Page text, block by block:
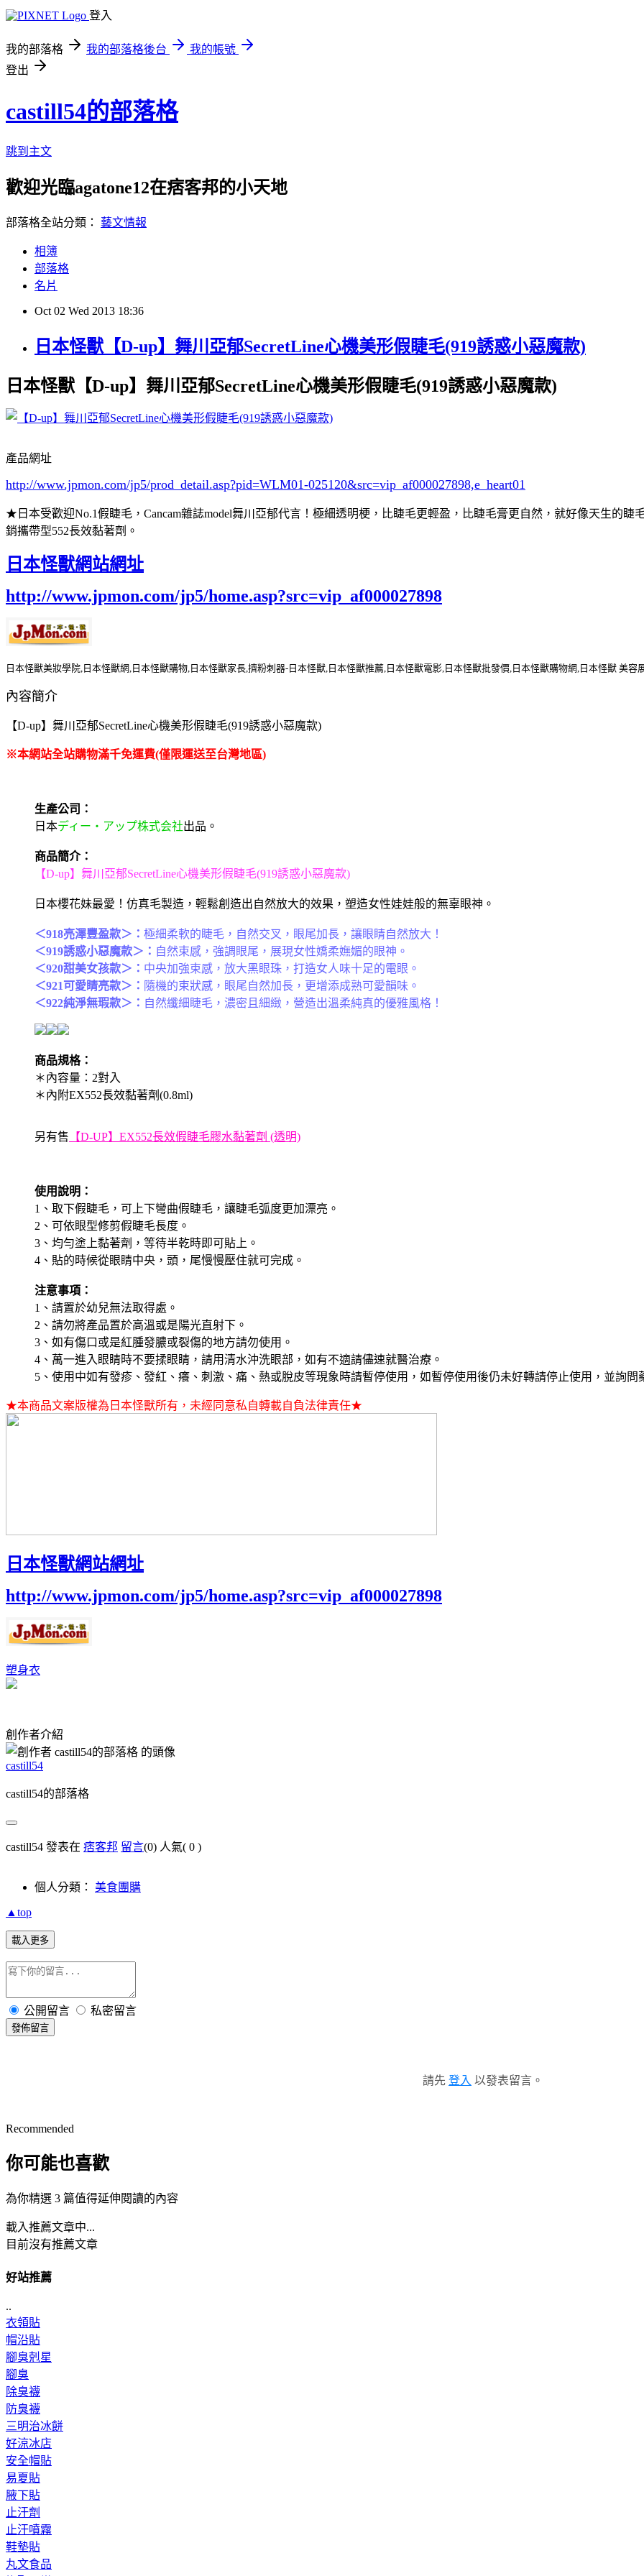
登入
我的部落格 我的部落格後台
我的帳號
登出
castill54的部落格
跳到主文
歡迎光臨agatone12在痞客邦的小天地
部落格全站分類： 藝文情報
相簿
部落格
名片
Oct 02 Wed 2013 18:36
日本怪獸【D-up】舞川亞郁SecretLine心機美形假睫毛(919誘惑小惡魔款)
日本怪獸【D-up】舞川亞郁SecretLine心機美形假睫毛(919誘惑小惡魔款)
產品網址
http://www.jpmon.com/jp5/prod_detail.asp?pid=WLM01-025120&src=vip_af000027898,e_heart01
★日本受歡迎No.1假睫毛，Cancam雜誌model舞川亞郁代言！極細透明梗，比睫毛更輕盈，比睫毛膏更自然，就好像天生的
銷攜帶型552長效黏著劑。
日本怪獸網站網址
http://www.jpmon.com/jp5/home.asp?src=vip_af000027898
日本怪獸美妝學院,日本怪獸網,日本怪獸購物,日本怪獸家長,擠粉刺器-日本怪獸,日本怪獸推薦,日本怪獸電影,日本怪獸批發價,日本怪獸購物網,日本怪獸 美容
內容簡介
【D-up】舞川亞郁SecretLine心機美形假睫毛(919誘惑小惡魔款)
※本網站全站購物滿千免運費(僅限運送至台灣地區)
生產公司：
日本ディー・アップ株式会社出品。
商品簡介：
【D-up】舞川亞郁SecretLine心機美形假睫毛(919誘惑小惡魔款)
日本櫻花妹最愛！仿真毛製造，輕鬆創造出自然放大的效果，塑造女性娃娃般的無辜眼神。
＜918亮澤豐盈款＞： 極細柔軟的睫毛，自然交叉，眼尾加長，讓眼睛自然放大！
＜919誘惑小惡魔款＞： 自然束感，強調眼尾，展現女性嬌柔嫵媚的眼神。
＜920甜美女孩款＞： 中央加強束感，放大黑眼珠，打造女人味十足的電眼。
＜921可愛睛亮款＞： 隨機的束狀感，眼尾自然加長，更增添成熟可愛韻味。
＜922純淨無瑕款＞： 自然纖細睫毛，濃密且細緻，營造出溫柔純真的優雅風格！
商品規格：
＊內容量：2對入
＊內附EX552長效黏著劑(0.8ml)
另有售 【D-UP】EX552長效假睫毛膠水黏著劑 (透明)
使用說明：
1、取下假睫毛，可上下彎曲假睫毛，讓睫毛弧度更加漂亮。
2、可依眼型修剪假睫毛長度。
3、均勻塗上黏著劑，等待半乾時即可貼上。
4、貼的時候從眼睛中央，頭，尾慢慢壓住就可完成。
注意事項：
1、請置於幼兒無法取得處。
2、請勿將產品置於高溫或是陽光直射下。
3、如有傷口或是紅腫發膿或裂傷的地方請勿使用。
4、萬一進入眼睛時不要揉眼睛，請用清水沖洗眼部，如有不適請儘速就醫治療。
5、使用中如有發疹、發紅、癢、刺激、痛、熱或脫皮等現象時請暫停使用，如暫停使用後仍未好轉請停止使用，並詢問
★本商品文案版權為日本怪獸所有，未經同意私自轉載自負法律責任★
日本怪獸網站網址
http://www.jpmon.com/jp5/home.asp?src=vip_af000027898
塑身衣
創作者介紹
castill54
castill54的部落格
castill54 發表在 痞客邦 留言(0) 人氣( 0 )
個人分類： 美食團購
▲top
載入更多
公開留言 私密留言
發佈留言
請先 登入 以發表留言。
Recommended
你可能也喜歡
為你精選 3 篇值得延伸閱讀的內容
載入推薦文章中...
目前沒有推薦文章
好站推薦
..
衣領貼
帽沿貼
腳臭剋星
腳臭
除臭襪
防臭襪
三明治冰餅
好涼冰店
安全帽貼
易夏貼
腋下貼
止汗劑
止汗噴霧
鞋墊貼
丸文食品